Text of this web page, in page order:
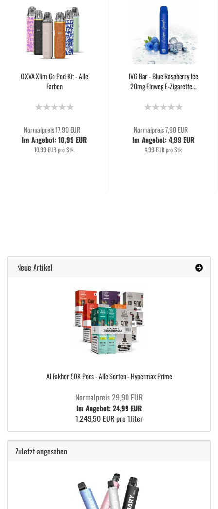
OXVA Xlim Go Pod Kit - Alle
Farben
Normalpreis 17,90 EUR
Im Angebot: 10,99 EUR
10,99 EUR pro Stk.
IVG Bar - Blue Raspberry Ice
20mg Einweg E-Zigarette...
Normalpreis 7,90 EUR
Im Angebot: 4,99 EUR
4,99 EUR pro Stk.
Neue Artikel
Al Fakher 50K Pods - Alle Sorten - Hypermax Prime
Normalpreis 29,90 EUR
Im Angebot: 24,99 EUR
1.249,50 EUR pro 1liter
Zuletzt angesehen